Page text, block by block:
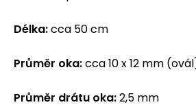
Délka:cca 50 cm
Průměr oka:cca 10 x 12 mm
Průměr drátu oka:2,5 mm